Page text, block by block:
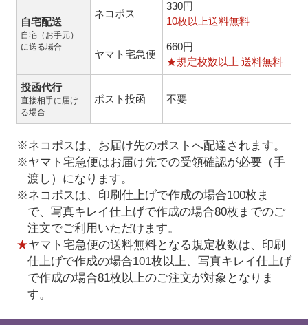
自宅配送
自宅（お手元）
に送る場合
ネコポス
330円
10枚以上送料無料
ヤマト宅急便
660円
★規定枚数以上 送料無料
投函代行
直接相手に届け
る場合
ポスト投函 不要
※ネコポスは、お届け先のポストへ配達されます。
※ヤマト宅急便はお届け先での受領確認が必要（手
渡し）になります。
※ネコポスは、印刷仕上げで作成の場合100枚ま
で、写真キレイ仕上げで作成の場合80枚までのご
注文でご利用いただけます。
★ヤマト宅急便の送料無料となる規定枚数は、印刷
仕上げで作成の場合101枚以上、写真キレイ仕上げ
で作成の場合81枚以上のご注文が対象となりま
す。